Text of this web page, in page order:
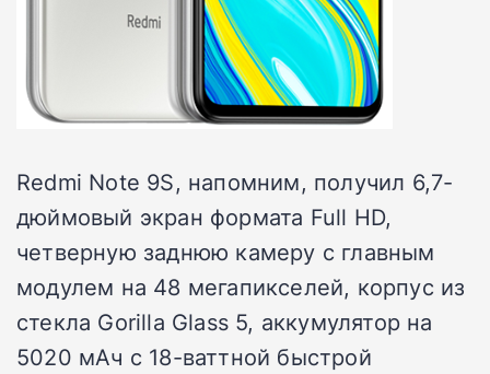
Redmi Note 9S, напомним, получил 6,7-
дюймовый экран формата Full HD,
четверную заднюю камеру с главным
модулем на 48 мегапикселей, корпус из
стекла Gorilla Glass 5, аккумулятор на
5020 мАч с 18-ваттной быстрой